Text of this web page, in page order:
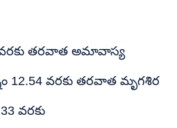
వరకు తరవాత అమావాస్య
12.54 వరకు తరవాత మృగశిర
వరకు